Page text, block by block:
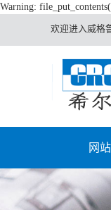
Warning:
欢迎进入威格
网